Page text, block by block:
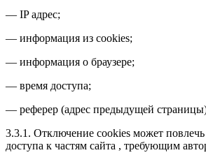
— IP адрес;
— информация из cookies;
— информация о браузере;
— время доступа;
— реферер (адрес предыдущей
3.3.1. Отключение cookies может
доступа к частям сайта , требующим